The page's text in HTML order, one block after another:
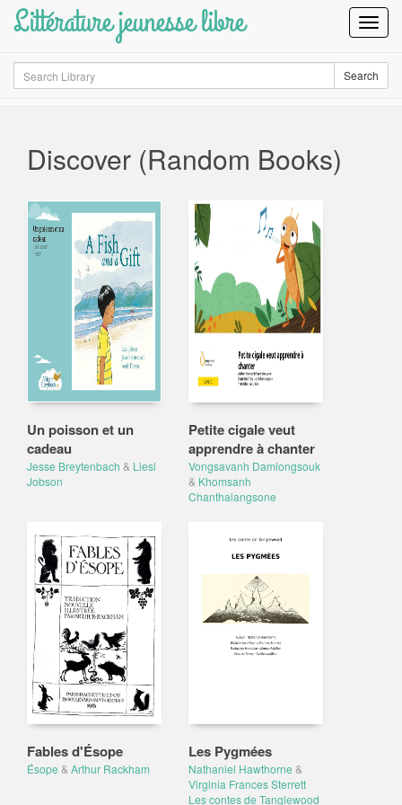
Littérature jeunesse libre
Search Search
Discover (Random Books)
Un poisson et un
cadeau
Jesse Breytenbach & Liesl
Jobson
Petite cigale veut
apprendre à chanter
Vongsavanh Damlongsouk
& Khomsanh
Chanthalangsone
Fables d'Ésope
Ésope & Arthur Rackham
Les Pygmées
Nathaniel Hawthorne &
Virginia Frances Sterrett
Les contes de Tanglewood